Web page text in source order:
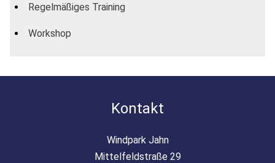
Regelmäßiges Training
Workshop
Kontakt
Windpark Jahn
Mittelfeldstraße 29